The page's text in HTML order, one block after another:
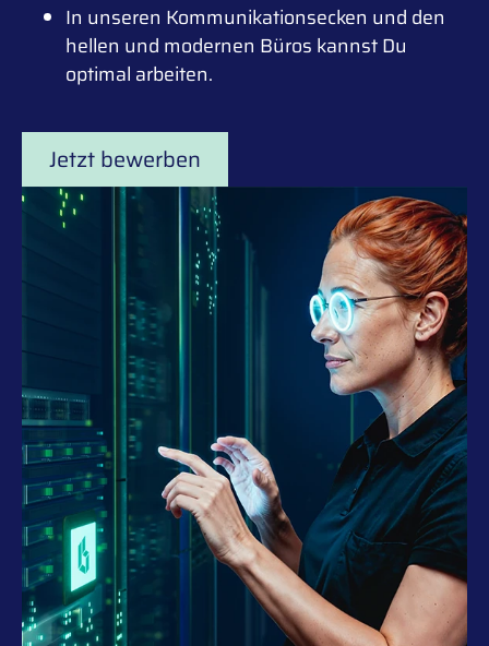
In unseren Kommunikationsecken und den
hellen und modernen Büros kannst Du
optimal arbeiten.
Jetzt bewerben